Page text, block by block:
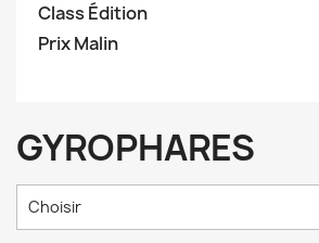
Class Édition
Prix Malin
GYROPHARES
Choisir